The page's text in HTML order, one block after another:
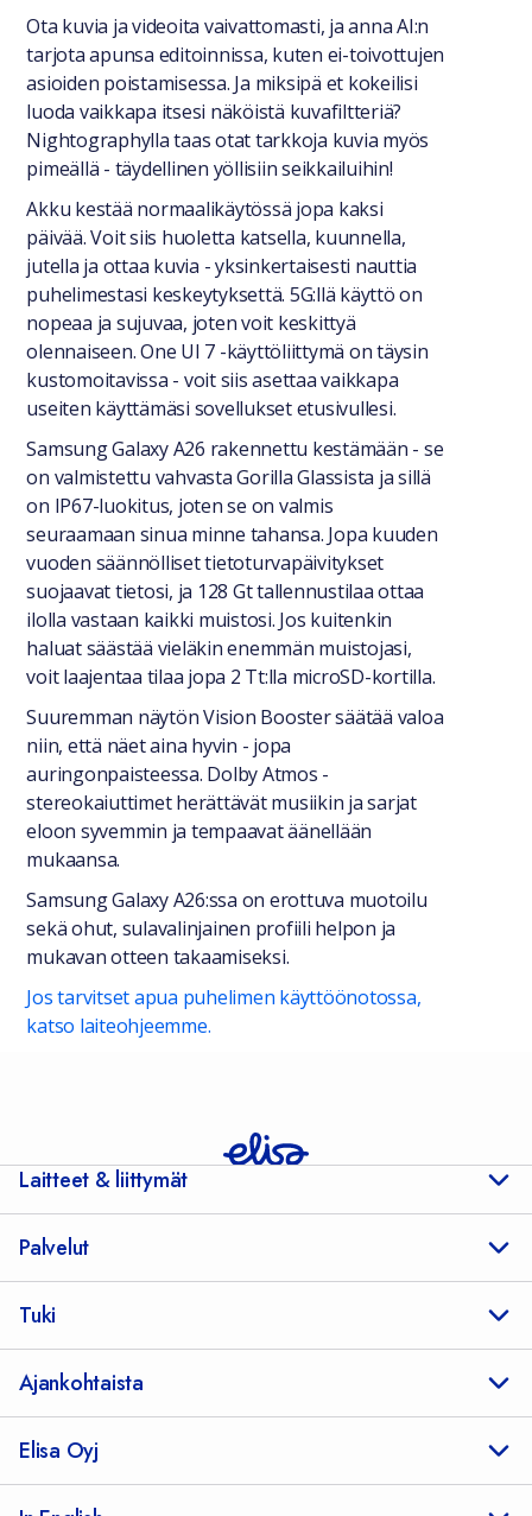
Ota kuvia ja videoita vaivattomasti, ja anna AI:n
tarjota apunsa editoinnissa, kuten ei-toivottujen
asioiden poistamisessa. Ja miksipä et kokeilisi
luoda vaikkapa itsesi näköistä kuvafiltteriä?
Nightographylla taas otat tarkkoja kuvia myös
pimeällä - täydellinen yöllisiin seikkailuihin!
Akku kestää normaalikäytössä jopa kaksi
päivää. Voit siis huoletta katsella, kuunnella,
jutella ja ottaa kuvia - yksinkertaisesti nauttia
puhelimestasi keskeytyksettä. 5G:llä käyttö on
nopeaa ja sujuvaa, joten voit keskittyä
olennaiseen. One UI 7 -käyttöliittymä on täysin
kustomoitavissa - voit siis asettaa vaikkapa
useiten käyttämäsi sovellukset etusivullesi.
Samsung Galaxy A26 rakennettu kestämään - se
on valmistettu vahvasta Gorilla Glassista ja sillä
on IP67-luokitus, joten se on valmis
seuraamaan sinua minne tahansa. Jopa kuuden
vuoden säännölliset tietoturvapäivitykset
suojaavat tietosi, ja 128 Gt tallennustilaa ottaa
ilolla vastaan kaikki muistosi. Jos kuitenkin
haluat säästää vieläkin enemmän muistojasi,
voit laajentaa tilaa jopa 2 Tt:lla microSD-kortilla.
Suuremman näytön Vision Booster säätää valoa
niin, että näet aina hyvin - jopa
auringonpaisteessa. Dolby Atmos -
stereokaiuttimet herättävät musiikin ja sarjat
eloon syvemmin ja tempaavat äänellään
mukaansa.
Samsung Galaxy A26:ssa on erottuva muotoilu
sekä ohut, sulavalinjainen profiili helpon ja
mukavan otteen takaamiseksi.
Jos tarvitset apua puhelimen käyttöönotossa,
katso laiteohjeemme.
Laitteet & liittymät
Palvelut
Tuki
Ajankohtaista
Elisa Oyj